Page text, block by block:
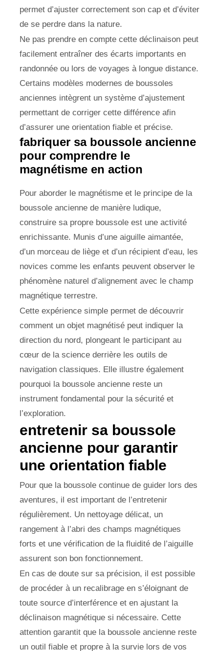
permet d’ajuster correctement son cap et d’éviter
de se perdre dans la nature.
Ne pas prendre en compte cette déclinaison peut
facilement entraîner des écarts importants en
randonnée ou lors de voyages à longue distance.
Certains modèles modernes de boussoles
anciennes intègrent un système d’ajustement
permettant de corriger cette différence afin
d’assurer une orientation fiable et précise.
fabriquer sa boussole ancienne
pour comprendre le
magnétisme en action
Pour aborder le magnétisme et le principe de la
boussole ancienne de manière ludique,
construire sa propre boussole est une activité
enrichissante. Munis d’une aiguille aimantée,
d’un morceau de liège et d’un récipient d’eau, les
novices comme les enfants peuvent observer le
phénomène naturel d’alignement avec le champ
magnétique terrestre.
Cette expérience simple permet de découvrir
comment un objet magnétisé peut indiquer la
direction du nord, plongeant le participant au
cœur de la science derrière les outils de
navigation classiques. Elle illustre également
pourquoi la boussole ancienne reste un
instrument fondamental pour la sécurité et
l’exploration.
entretenir sa boussole
ancienne pour garantir
une orientation fiable
Pour que la boussole continue de guider lors des
aventures, il est important de l’entretenir
régulièrement. Un nettoyage délicat, un
rangement à l’abri des champs magnétiques
forts et une vérification de la fluidité de l’aiguille
assurent son bon fonctionnement.
En cas de doute sur sa précision, il est possible
de procéder à un recalibrage en s’éloignant de
toute source d’interférence et en ajustant la
déclinaison magnétique si nécessaire. Cette
attention garantit que la boussole ancienne reste
un outil fiable et propre à la survie lors de vos